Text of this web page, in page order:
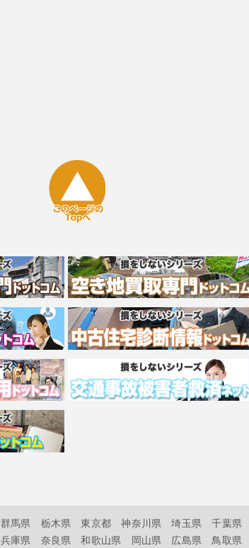
群馬県 栃木県 東京都 神奈川県 埼玉県 千葉県
兵庫県 奈良県 和歌山県 岡山県 広島県 鳥取県